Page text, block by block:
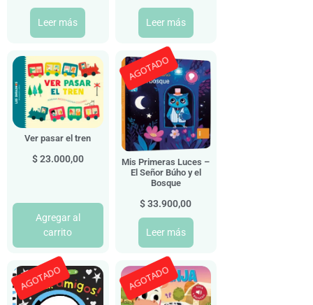
Leer más Leer más
Ver pasar el tren
$23.000,00
Agregar al
carrito
AGOTADO
Mis Primeras Luces –
El Señor Búho y el
Bosque
$33.900,00
Leer más
AGOTADO AGOTADO